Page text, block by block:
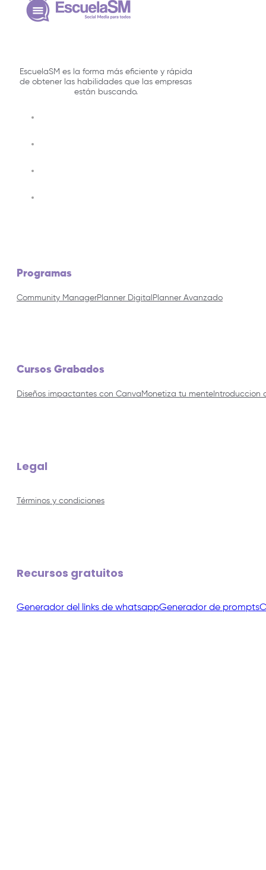
EscuelaSM es la forma más eficiente y rápida
de obtener las habilidades que las empresas
están buscando.
Programas
Community ManagerPlanner Digital Planner Avanzado
Cursos Grabados
Diseños impactantes con Canva Monetiza tu mente Introduccion
Legal
Términos y condiciones
Recursos gratuitos
Generador del links de whatsappGenerador de prompts